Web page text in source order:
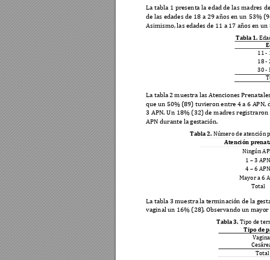
La tabla 1 presenta la edad de las madres
de las edades de 18 a 29 años en un 53%
Asimismo, las edades de 11 a 17 años en un
Tabla 1.
11 -
18 -
30 -
La tabla 2 muestra las Atenciones
que un 50% (89) tuvieron entre 4 a 6 APN,
3 APN. Un 18% (32) de madres registraron
APN durante la gestación.
Tabla 2. Número de atención
Atención
Ningún
1 – 3
4 – 6
Mayor a 6
Total
La tabla 3 muestra la terminación de la ges
vaginal un 16% (28). Observando un mayor
Tabla 3. Tipo de
Tipo de
Total